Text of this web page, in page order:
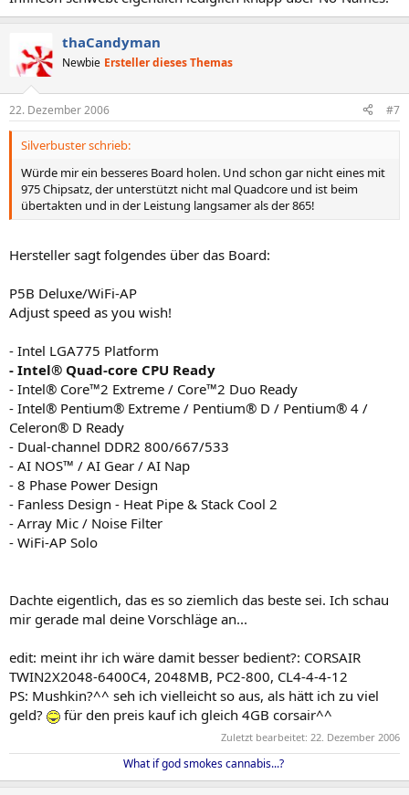
thaCandyman
Newbie Ersteller dieses Themas
22. Dezember 2006 #7
Silverbuster schrieb:
Würde mir ein besseres Board holen. Und schon gar nicht eines mit
975 Chipsatz, der unterstützt nicht mal Quadcore und ist beim
übertakten und in der Leistung langsamer als der 865!
Hersteller sagt folgendes über das Board:
P5B Deluxe/WiFi-AP
Adjust speed as you wish!
- Intel LGA775 Platform
- Intel® Quad-core CPU Ready
- Intel® Core™2 Extreme / Core™2 Duo Ready
- Intel® Pentium® Extreme / Pentium® D / Pentium® 4 /
Celeron® D Ready
- Dual-channel DDR2 800/667/533
- AI NOS™ / AI Gear / AI Nap
- 8 Phase Power Design
- Fanless Design - Heat Pipe & Stack Cool 2
- Array Mic / Noise Filter
- WiFi-AP Solo
Dachte eigentlich, das es so ziemlich das beste sei. Ich schau
mir gerade mal deine Vorschläge an...
edit: meint ihr ich wäre damit besser bedient?: CORSAIR
TWIN2X2048-6400C4, 2048MB, PC2-800, CL4-4-4-12
PS: Mushkin?^^ seh ich vielleicht so aus, als hätt ich zu viel
geld?
für den preis kauf ich gleich 4GB corsair^^
Zuletzt bearbeitet: 22. Dezember 2006
What if god smokes cannabis...?